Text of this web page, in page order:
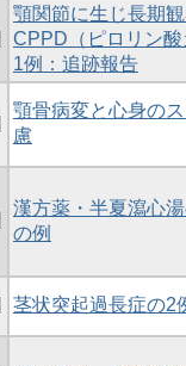
顎関節に生じ長期
CPPD（ピロリン
1例：追跡報告
顎骨病変と心身の
慮
漢方薬・半夏瀉心
の例
茎状突起過長症の2